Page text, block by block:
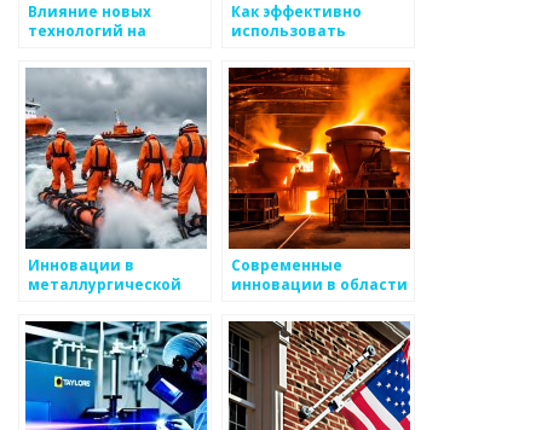
Влияние новых
технологий на
металлоизделий
Как эффективно
использовать
подходы при
планировании
производительности
в металоизделиях
Инновации в
металлургической
Современные
инновации в области